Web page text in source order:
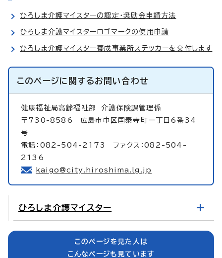
ひろしま介護マイスターの認定・奨励金申請方法
ひろしま介護マイスターロゴマークの使用申請
ひろしま介護マイスター養成事業所ステッカーを交付します
このページに関するお問い合わせ
健康福祉局高齢福祉部介護保険課管理係
〒730-8586 広島市中区国泰寺町一丁目6番34
号
電話：082-504-2173 ファクス：082-504-
2136
kaigo@city.hiroshima.lg.jp
ひろしま介護マイスター
このページを見た人は
こんなページも見ています